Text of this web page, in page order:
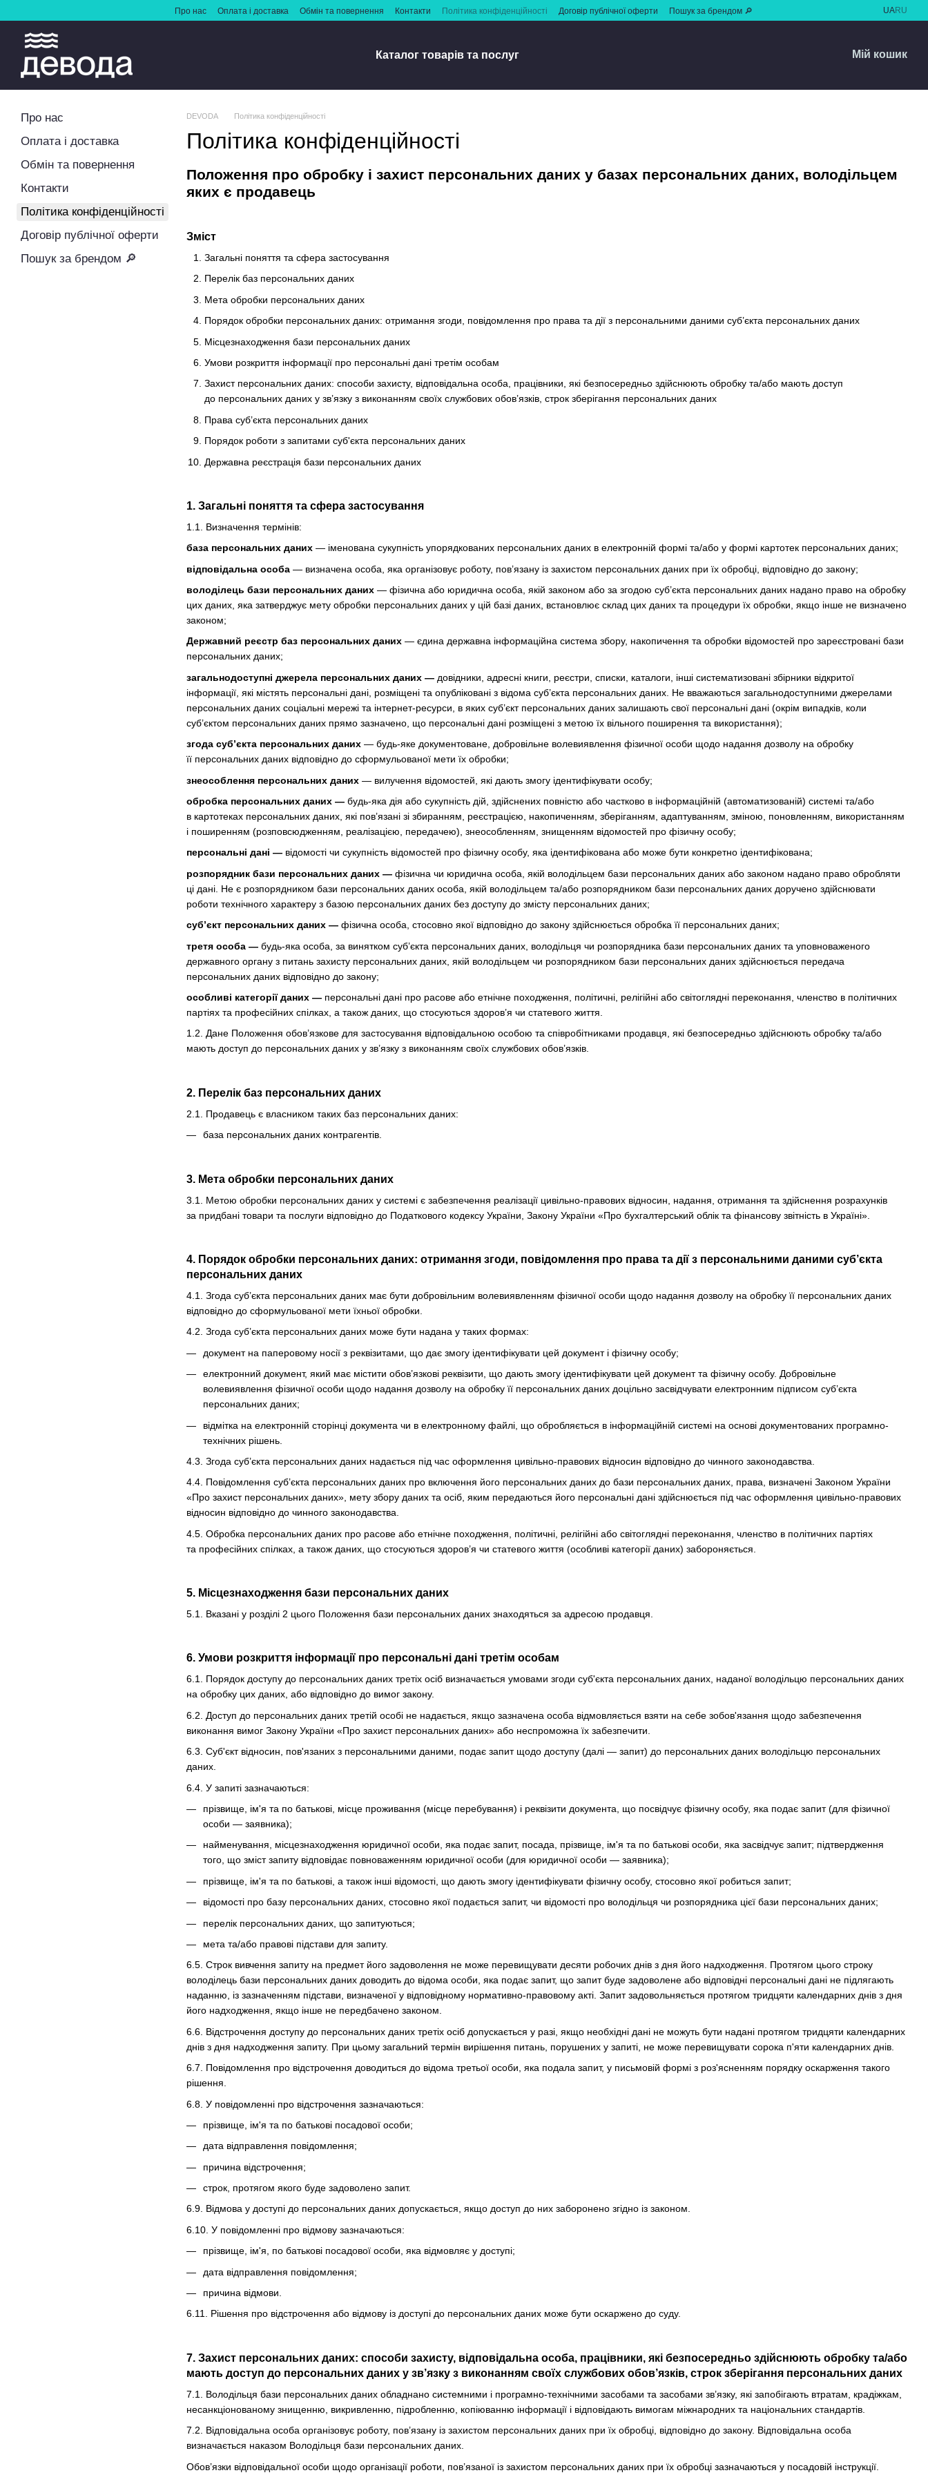
Про нас Оплата і доставка Обмін та повернення Контакти Політика конфіденційності Договір публічної оферти Пошук за брендом 🔎 UARU
Каталог товарів та послуг Мій кошик
DEVODA Політика конфіденційності
Політика конфіденційності
Положення про обробку і захист персональних даних у базах персональних даних, володільцем
яких є продавець
Зміст
Загальні поняття та сфера застосування
Перелік баз персональних даних
Мета обробки персональних даних
Порядок обробки персональних даних: отримання згоди, повідомлення про права та дії з персональними даними суб’єкта персональних даних
Місцезнаходження бази персональних даних
Умови розкриття інформації про персональні дані третім особам
Захист персональних даних: способи захисту, відповідальна особа, працівники, які безпосередньо здійснюють обробку та/або мають доступ
до персональних даних у зв’язку з виконанням своїх службових обов’язків, строк зберігання персональних даних
Права суб’єкта персональних даних
Порядок роботи з запитами суб'єкта персональних даних
Державна реєстрація бази персональних даних
1. Загальні поняття та сфера застосування
1.1. Визначення термінів:
база персональних даних — іменована сукупність упорядкованих персональних даних в електронній формі та/або у формі картотек персональних даних;
відповідальна особа — визначена особа, яка організовує роботу, пов’язану із захистом персональних даних при їх обробці, відповідно до закону;
володілець бази персональних даних — фізична або юридична особа, якій законом або за згодою суб’єкта персональних даних надано право на обробку
цих даних, яка затверджує мету обробки персональних даних у цій базі даних, встановлює склад цих даних та процедури їх обробки, якщо інше не визначено
законом;
Державний реєстр баз персональних даних — єдина державна інформаційна система збору, накопичення та обробки відомостей про зареєстровані бази
персональних даних;
загальнодоступні джерела персональних даних — довідники, адресні книги, реєстри, списки, каталоги, інші систематизовані збірники відкритої
інформації, які містять персональні дані, розміщені та опубліковані з відома суб’єкта персональних даних. Не вважаються загальнодоступними джерелами
персональних даних соціальні мережі та інтернет-ресурси, в яких суб’єкт персональних даних залишають свої персональні дані (окрім випадків, коли
суб’єктом персональних даних прямо зазначено, що персональні дані розміщені з метою їх вільного поширення та використання);
згода суб’єкта персональних даних — будь-яке документоване, добровільне волевиявлення фізичної особи щодо надання дозволу на обробку
її персональних даних відповідно до сформульованої мети їх обробки;
знеособлення персональних даних — вилучення відомостей, які дають змогу ідентифікувати особу;
обробка персональних даних — будь-яка дія або сукупність дій, здійснених повністю або частково в інформаційній (автоматизованій) системі та/або
в картотеках персональних даних, які пов’язані зі збиранням, реєстрацією, накопиченням, зберіганням, адаптуванням, зміною, поновленням, використанням
і поширенням (розповсюдженням, реалізацією, передачею), знеособленням, знищенням відомостей про фізичну особу;
персональні дані — відомості чи сукупність відомостей про фізичну особу, яка ідентифікована або може бути конкретно ідентифікована;
розпорядник бази персональних даних — фізична чи юридична особа, якій володільцем бази персональних даних або законом надано право обробляти
ці дані. Не є розпорядником бази персональних даних особа, якій володільцем та/або розпорядником бази персональних даних доручено здійснювати
роботи технічного характеру з базою персональних даних без доступу до змісту персональних даних;
суб’єкт персональних даних — фізична особа, стосовно якої відповідно до закону здійснюється обробка її персональних даних;
третя особа — будь-яка особа, за винятком суб’єкта персональних даних, володільця чи розпорядника бази персональних даних та уповноваженого
державного органу з питань захисту персональних даних, якій володільцем чи розпорядником бази персональних даних здійснюється передача
персональних даних відповідно до закону;
особливі категорії даних — персональні дані про расове або етнічне походження, політичні, релігійні або світоглядні переконання, членство в політичних
партіях та професійних спілках, а також даних, що стосуються здоров’я чи статевого життя.
1.2. Дане Положення обов’язкове для застосування відповідальною особою та співробітниками продавця, які безпосередньо здійснюють обробку та/або
мають доступ до персональних даних у зв’язку з виконанням своїх службових обов’язків.
2. Перелік баз персональних даних
2.1. Продавець є власником таких баз персональних даних:
база персональних даних контрагентів.
3. Мета обробки персональних даних
3.1. Метою обробки персональних даних у системі є забезпечення реалізації цивільно-правових відносин, надання, отримання та здійснення розрахунків
за придбані товари та послуги відповідно до Податкового кодексу України, Закону України «Про бухгалтерський облік та фінансову звітність в Україні».
4. Порядок обробки персональних даних: отримання згоди, повідомлення про права та дії з персональними даними суб’єкта
персональних даних
4.1. Згода суб’єкта персональних даних має бути добровільним волевиявленням фізичної особи щодо надання дозволу на обробку її персональних даних
відповідно до сформульованої мети їхньої обробки.
4.2. Згода суб’єкта персональних даних може бути надана у таких формах:
документ на паперовому носії з реквізитами, що дає змогу ідентифікувати цей документ і фізичну особу;
електронний документ, який має містити обов’язкові реквізити, що дають змогу ідентифікувати цей документ та фізичну особу. Добровільне
волевиявлення фізичної особи щодо надання дозволу на обробку її персональних даних доцільно засвідчувати електронним підписом суб’єкта
персональних даних;
відмітка на електронній сторінці документа чи в електронному файлі, що обробляється в інформаційній системі на основі документованих програмно-
технічних рішень.
4.3. Згода суб’єкта персональних даних надається під час оформлення цивільно-правових відносин відповідно до чинного законодавства.
4.4. Повідомлення суб’єкта персональних даних про включення його персональних даних до бази персональних даних, права, визначені Законом України
«Про захист персональних даних», мету збору даних та осіб, яким передаються його персональні дані здійснюється під час оформлення цивільно-правових
відносин відповідно до чинного законодавства.
4.5. Обробка персональних даних про расове або етнічне походження, політичні, релігійні або світоглядні переконання, членство в політичних партіях
та професійних спілках, а також даних, що стосуються здоров’я чи статевого життя (особливі категорії даних) забороняється.
5. Місцезнаходження бази персональних даних
5.1. Вказані у розділі 2 цього Положення бази персональних даних знаходяться за адресою продавця.
6. Умови розкриття інформації про персональні дані третім особам
6.1. Порядок доступу до персональних даних третіх осіб визначається умовами згоди суб'єкта персональних даних, наданої володільцю персональних даних
на обробку цих даних, або відповідно до вимог закону.
6.2. Доступ до персональних даних третій особі не надається, якщо зазначена особа відмовляється взяти на себе зобов'язання щодо забезпечення
виконання вимог Закону України «Про захист персональних даних» або неспроможна їх забезпечити.
6.3. Суб'єкт відносин, пов'язаних з персональними даними, подає запит щодо доступу (далі — запит) до персональних даних володільцю персональних
даних.
6.4. У запиті зазначаються:
прізвище, ім'я та по батькові, місце проживання (місце перебування) і реквізити документа, що посвідчує фізичну особу, яка подає запит (для фізичної
особи — заявника);
найменування, місцезнаходження юридичної особи, яка подає запит, посада, прізвище, ім'я та по батькові особи, яка засвідчує запит; підтвердження
того, що зміст запиту відповідає повноваженням юридичної особи (для юридичної особи — заявника);
прізвище, ім'я та по батькові, а також інші відомості, що дають змогу ідентифікувати фізичну особу, стосовно якої робиться запит;
відомості про базу персональних даних, стосовно якої подається запит, чи відомості про володільця чи розпорядника цієї бази персональних даних;
перелік персональних даних, що запитуються;
мета та/або правові підстави для запиту.
6.5. Строк вивчення запиту на предмет його задоволення не може перевищувати десяти робочих днів з дня його надходження. Протягом цього строку
володілець бази персональних даних доводить до відома особи, яка подає запит, що запит буде задоволене або відповідні персональні дані не підлягають
наданню, із зазначенням підстави, визначеної у відповідному нормативно-правовому акті. Запит задовольняється протягом тридцяти календарних днів з дня
його надходження, якщо інше не передбачено законом.
6.6. Відстрочення доступу до персональних даних третіх осіб допускається у разі, якщо необхідні дані не можуть бути надані протягом тридцяти календарних
днів з дня надходження запиту. При цьому загальний термін вирішення питань, порушених у запиті, не може перевищувати сорока п'яти календарних днів.
6.7. Повідомлення про відстрочення доводиться до відома третьої особи, яка подала запит, у письмовій формі з роз'ясненням порядку оскарження такого
рішення.
6.8. У повідомленні про відстрочення зазначаються:
прізвище, ім'я та по батькові посадової особи;
дата відправлення повідомлення;
причина відстрочення;
строк, протягом якого буде задоволено запит.
6.9. Відмова у доступі до персональних даних допускається, якщо доступ до них заборонено згідно із законом.
6.10. У повідомленні про відмову зазначаються:
прізвище, ім'я, по батькові посадової особи, яка відмовляє у доступі;
дата відправлення повідомлення;
причина відмови.
6.11. Рішення про відстрочення або відмову із доступі до персональних даних може бути оскаржено до суду.
7. Захист персональних даних: способи захисту, відповідальна особа, працівники, які безпосередньо здійснюють обробку та/або
мають доступ до персональних даних у зв’язку з виконанням своїх службових обов’язків, строк зберігання персональних даних
7.1. Володільця бази персональних даних обладнано системними і програмно-технічними засобами та засобами зв’язку, які запобігають втратам, крадіжкам,
несанкціонованому знищенню, викривленню, підробленню, копіюванню інформації і відповідають вимогам міжнародних та національних стандартів.
7.2. Відповідальна особа організовує роботу, пов’язану із захистом персональних даних при їх обробці, відповідно до закону. Відповідальна особа
визначається наказом Володільця бази персональних даних.
Обов’язки відповідальної особи щодо організації роботи, пов’язаної із захистом персональних даних при їх обробці зазначаються у посадовій інструкції.
Про нас
Оплата і доставка
Обмін та повернення
Контакти
Політика конфіденційності
Договір публічної оферти
Пошук за брендом 🔎